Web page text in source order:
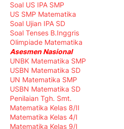
Soal US IPA SMP
US SMP Matematika
Soal Ujian IPA SD
Soal Tenses B.Inggris
Olimpiade Matematika
Asesmen Nasional
UNBK Matematika SMP
USBN Matematika SD
UN Matematika SMP
USBN Matematika SD
Penilaian Tgh. Smt.
Matematika Kelas 8/II
Matematika Kelas 4/I
Matematika Kelas 9/I